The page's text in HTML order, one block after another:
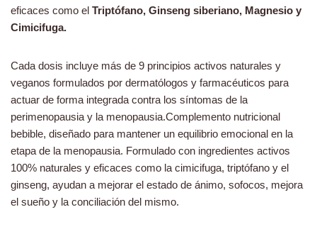
eficaces como el Triptófano, Ginseng siberiano, Magnesio y
Cimicifuga.
Cada dosis incluye más de 9 principios activos naturales y
veganos formulados por dermatólogos y farmacéuticos para
actuar de forma integrada contra los síntomas de la
perimenopausia y la menopausia.Complemento nutricional
bebible, diseñado para mantener un equilibrio emocional en la
etapa de la menopausia. Formulado con ingredientes activos
100% naturales y eficaces como la cimicifuga, triptófano y el
ginseng, ayudan a mejorar el estado de ánimo, sofocos, mejora
el sueño y la conciliación del mismo.